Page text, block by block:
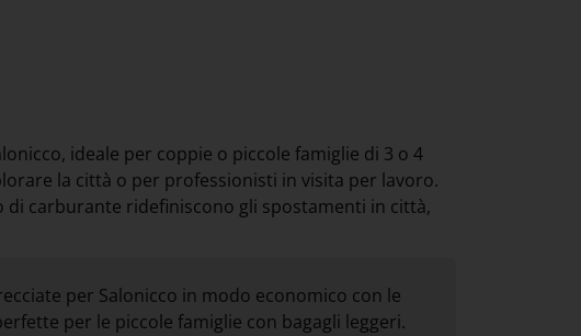
ideale per coppie o piccole famiglie di 3 o 4
la città o per professionisti in visita per lavoro.
di carburante ridefiniscono gli spostamenti in città,
per Salonicco in modo economico con le
per le piccole famiglie con bagagli leggeri.